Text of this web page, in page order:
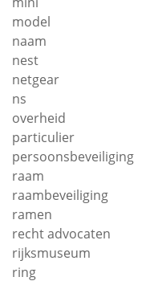
model
naam
nest
netgear
ns
overheid
particulier
persoonsbeveiliging
raam
raambeveiliging
ramen
recht advocaten
rijksmuseum
ring